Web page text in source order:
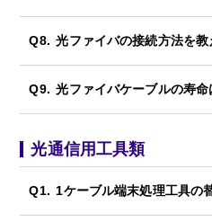
光ファイバの接続方法を教
光ファイバケーブルの寿命
光通信用工具類
1ケーブル端末処理工具の